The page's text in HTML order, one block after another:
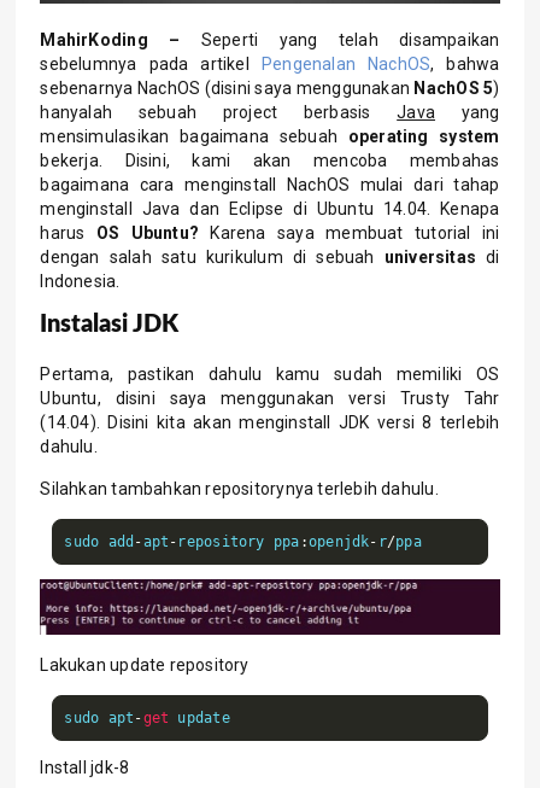
MahirKoding – Seperti yang telah disampaikan
sebelumnya pada artikel
Pengenalan NachOS, bahwa
sebenarnya NachOS (disini saya menggunakan NachOS 5)
hanyalah sebuah project berbasisJava yang
mensimulasikan bagaimana sebuah operating system
bekerja. Disini, kami akan mencoba membahas
bagaimana cara menginstall NachOS mulai dari tahap
menginstall Java dan Eclipse di Ubuntu 14.04. Kenapa
harus OS Ubuntu? Karena saya membuat tutorial ini
dengan salah satu kurikulum di sebuah universitas di
Indonesia.
Instalasi JDK
Pertama, pastikan dahulu kamu sudah memiliki OS
Ubuntu, disini saya menggunakan versi Trusty Tahr
(14.04). Disini kita akan menginstall JDK versi 8 terlebih
dahulu.
Silahkan tambahkan repositorynya terlebih dahulu.
sudo add -apt - repository ppa :openjdk- r/ppa
Lakukan update repository
sudo apt -get update
Install jdk-8